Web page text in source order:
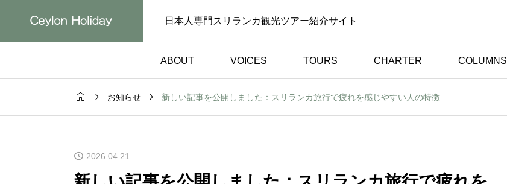
日本人専門スリランカ観光ツアー紹介サイト
ABOUT VOICES TOURS CHARTER COLUMNS
様の声） 体験談（お客様の声）
満喫した体験談【お客様
体験談（お客様の声）
バーと楽しんだ心温まる
  お知らせ  新しい記事を公開しました：スリランカ旅行で疲れを感じやすい人の特徴
2026.04.21